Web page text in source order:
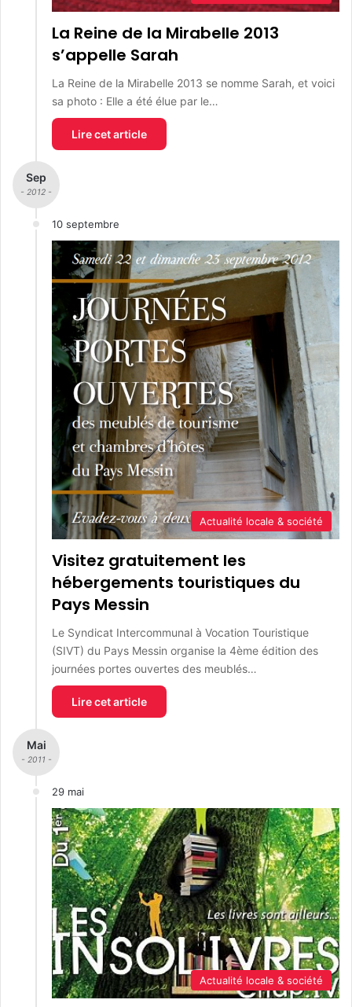
La Reine de la Mirabelle 2013
s’appelle Sarah
La Reine de la Mirabelle 2013 se nomme Sarah, et voici
sa photo : Elle a été élue par le…
Lire cet article
Sep
- 2012 -
10 septembre
Actualité locale & société
Visitez gratuitement les
hébergements touristiques du
Pays Messin
Le Syndicat Intercommunal à Vocation Touristique
(SIVT) du Pays Messin organise la 4ème édition des
journées portes ouvertes des meublés…
Lire cet article
Mai
- 2011 -
29 mai
Actualité locale & société